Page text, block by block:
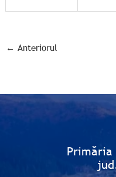
← Anteriorul
Primăria